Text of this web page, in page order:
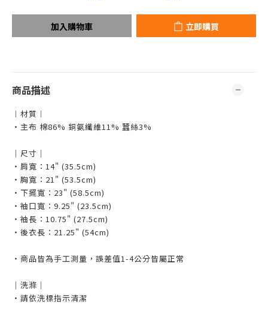
加入購物車 立即購買
商品描述
︱材質︱
・主布 棉86% 銅氨纖維11% 蠶絲3%
｜尺寸｜
・肩寬：14" (35.5cm)
・胸寬：21" (53.5cm)
・下擺寬：23" (58.5cm)
・袖口寬：9.25" (23.5cm)
・袖長：10.75" (27.5cm)
・後衣長：21.25" (54cm)
・商品皆為手工測量，誤差值1-4公分皆屬正常
｜洗滌｜
・請依洗標指示清潔